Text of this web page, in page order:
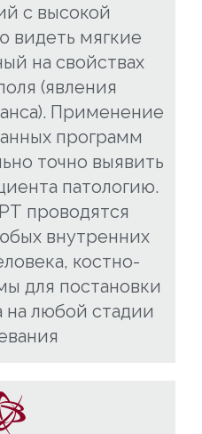
с высокой
видеть мягкие
на свойствах
(явления
Применение
программ
точно выявить
патологию.
проводятся
внутренних
костно-
для постановки
на любой стадии